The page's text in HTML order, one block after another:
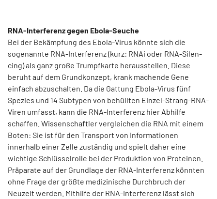
RNA-Interferenz gegen Ebola-Seuche
Bei der Bekämpfung des Ebola-Virus könnte sich die
sogenannte RNA-Interferenz (kurz: RNAi oder RNA-Silen­
cing) als ganz große Trumpfkarte herausstellen. Diese
beruht auf dem Grundkonzept, krank machende Gene
einfach abzuschalten. Da die Gattung Ebola-Virus fünf
Spezies und 14 Subtypen von behüllten Einzel-Strang-RNA-
Viren umfasst, kann die RNA-Interferenz hier Abhilfe
schaffen. Wissenschaftler vergleichen die RNA mit einem
Boten: Sie ist für den Transport von Informationen
innerhalb einer Zelle zuständig und spielt daher eine
wichtige Schlüsselrolle bei der Produktion von Proteinen.
Präparate auf der Grundlage der RNA-Interferenz könnten
ohne Frage der größte medizinische Durchbruch der
Neuzeit werden. Mithilfe der RNA-Interferenz lässt sich